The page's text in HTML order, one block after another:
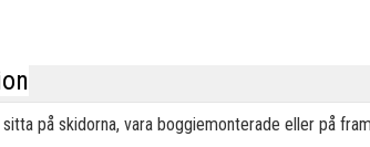
på skidorna, vara boggiemonterade eller på